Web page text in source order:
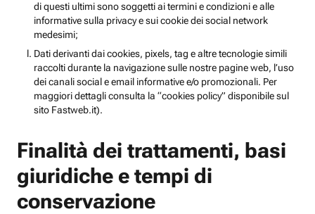
di questi ultimi sono soggetti ai termini e condizioni e alle
informative sulla privacy e sui cookie dei social network
medesimi;
Dati derivanti dai cookies, pixels, tag e altre tecnologie simili
raccolti durante la navigazione sulle nostre pagine web, l’uso
dei canali social e email informative e/o promozionali. Per
maggiori dettagli consulta la “cookies policy” disponibile sul
sito Fastweb.it).
Finalità dei trattamenti, basi
giuridiche e tempi di
conservazione